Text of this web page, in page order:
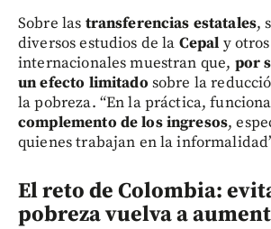
Sobre las transferencias estatales,
diversos estudios de la Cepal y
internacionales muestran que, por
un efecto limitado sobre la
la pobreza. “En la práctica,
complemento de los ingresos,
quienes trabajan en la
El reto de Colombia:
pobreza vuelva a